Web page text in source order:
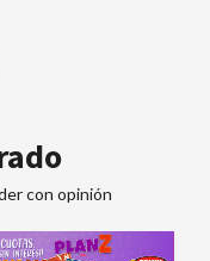
con opinión